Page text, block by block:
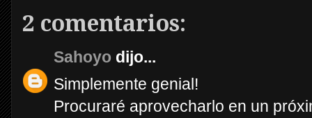
2 comentarios:
Sahoyo dijo...
Simplemente genial!
Procuraré aprovecharlo en un